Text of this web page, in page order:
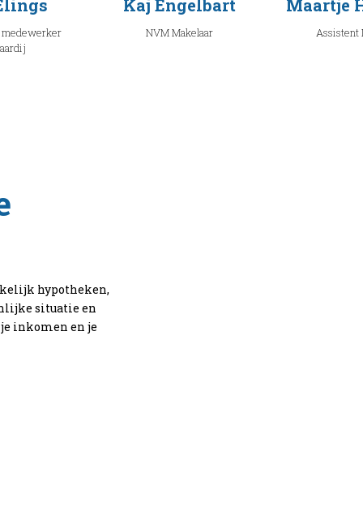
Kaj Engelbart
NVM Makelaar
Maartje
Assistent
hypotheken,
situatie en
inkomen en je